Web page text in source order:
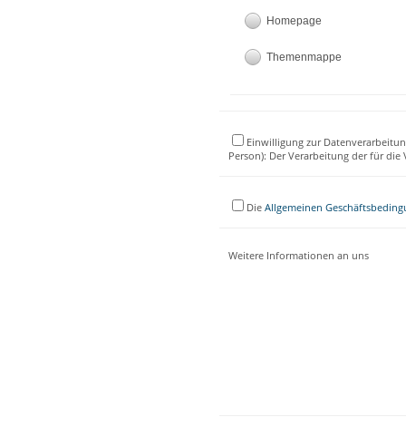
Homepage
Themenmappe
Einwilligung zur
Person): Der Verarbeitung der für
Die Allgemeinen
Weitere Informationen an uns